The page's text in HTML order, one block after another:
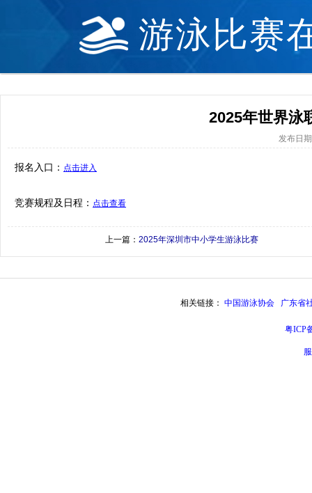
游泳比赛
2025年世界泳
发布日
报名入口： 点击进入
竞赛规程及日程： 点击查看
上一篇： 2025年深圳市中小学生游泳比赛
相关链接： 中国游泳协会 广东省
粤ICP